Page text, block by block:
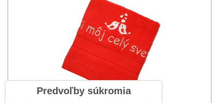
Predvoľby súkromia